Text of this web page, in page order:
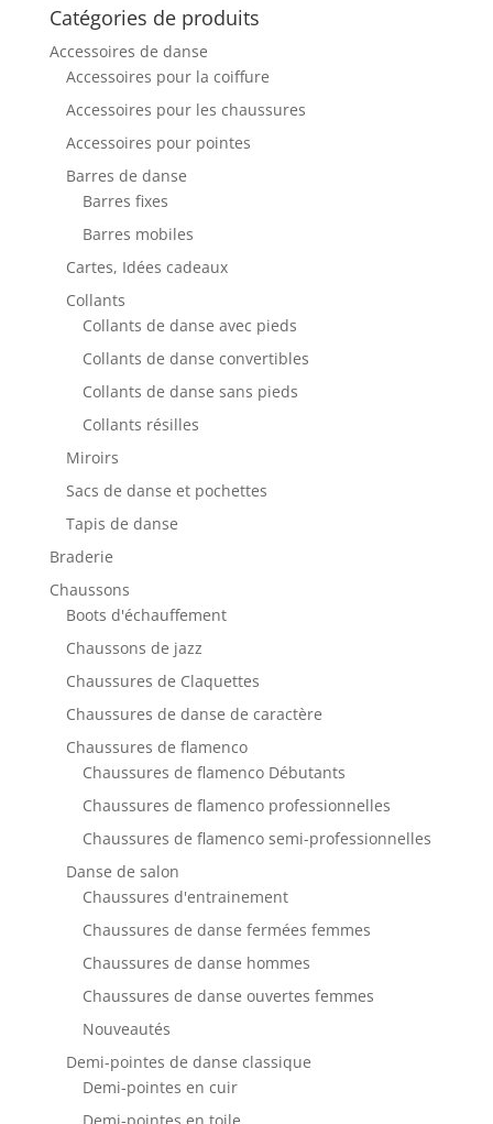
Catégories de produits
Accessoires de danse
Accessoires pour la coiffure
Accessoires pour les chaussures
Accessoires pour pointes
Barres de danse
Barres fixes
Barres mobiles
Cartes, Idées cadeaux
Collants
Collants de danse avec pieds
Collants de danse convertibles
Collants de danse sans pieds
Collants résilles
Miroirs
Sacs de danse et pochettes
Tapis de danse
Braderie
Chaussons
Boots d'échauffement
Chaussons de jazz
Chaussures de Claquettes
Chaussures de danse de caractère
Chaussures de flamenco
Chaussures de flamenco Débutants
Chaussures de flamenco professionnelles
Chaussures de flamenco semi-professionnelles
Danse de salon
Chaussures d'entrainement
Chaussures de danse fermées femmes
Chaussures de danse hommes
Chaussures de danse ouvertes femmes
Nouveautés
Demi-pointes de danse classique
Demi-pointes en cuir